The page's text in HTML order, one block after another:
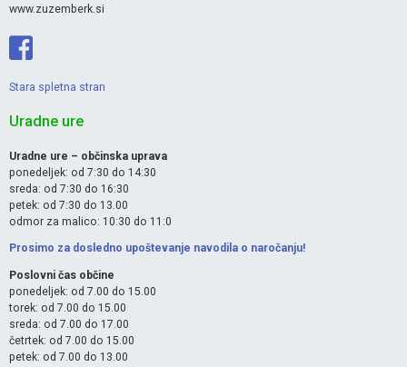
www.zuzemberk.si
Stara spletna stran
Uradne ure
Uradne ure – občinska uprava
ponedeljek: od 7:30 do 14:30
sreda: od 7:30 do 16:30
petek: od 7:30 do 13.00
odmor za malico: 10:30 do 11:0
Prosimo za dosledno upoštevanje navodila o naročanju!
Poslovni čas občine
ponedeljek: od 7.00 do 15.00
torek: od 7.00 do 15.00
sreda: od 7.00 do 17.00
četrtek: od 7.00 do 15.00
petek: od 7.00 do 13.00